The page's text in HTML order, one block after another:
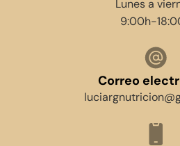
Lunes a
9:00h-
Correo